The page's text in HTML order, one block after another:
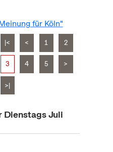
für Köln"
|< < 1 2
3 4 5 >
>|
Dienstags Juli